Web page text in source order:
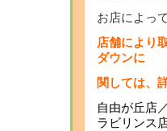
お店によっ
店舗により
ダウンに
関しては、
自由が丘店
ラビリンス